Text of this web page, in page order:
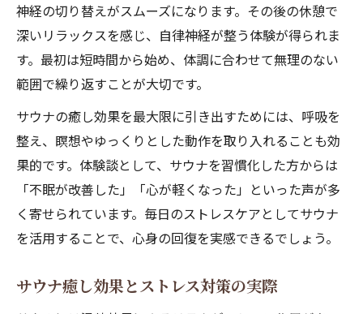
神経の切り替えがスムーズになります。その後の休憩で
深いリラックスを感じ、自律神経が整う体験が得られま
す。最初は短時間から始め、体調に合わせて無理のない
範囲で繰り返すことが大切です。
サウナの癒し効果を最大限に引き出すためには、呼吸を
整え、瞑想やゆっくりとした動作を取り入れることも効
果的です。体験談として、サウナを習慣化した方からは
「不眠が改善した」「心が軽くなった」といった声が多
く寄せられています。毎日のストレスケアとしてサウナ
を活用することで、心身の回復を実感できるでしょう。
サウナ癒し効果とストレス対策の実際